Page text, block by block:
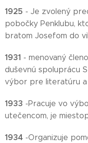
1925 - Je zvolený
pobočky Penklubu,
bratom Josefom do
1931 - menovaný
duševnú spoluprácu
výbor pre literatúru a
1933 -Pracuje vo
utečencom, je
1934 -Organizuje